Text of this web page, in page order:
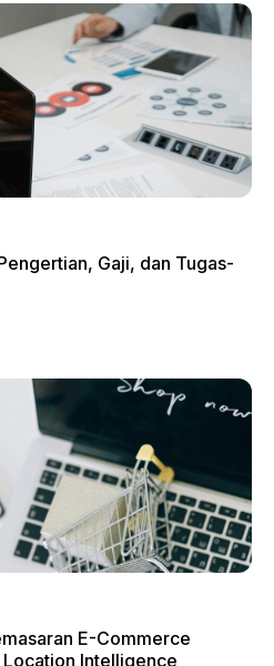
Gaji, dan Tugas-
E-Commerce
Intelligence